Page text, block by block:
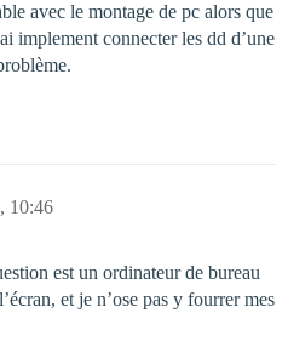
avec le montage de pc alors que
implement connecter les dd d’une
10:46
est un ordinateur de bureau
et je n’ose pas y fourrer mes